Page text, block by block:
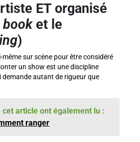
ET organisé
et le
)
même sur scène pour être considéré
un show est une discipline
autant de rigueur que
cet article ont également lu :
ranger